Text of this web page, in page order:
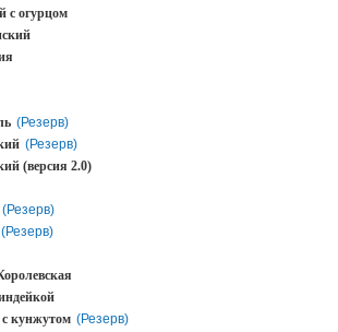
с огурцом
(Резерв)
(Резерв)
(версия 2.0)
(Резерв)
(Резерв)
кунжутом (Резерв)